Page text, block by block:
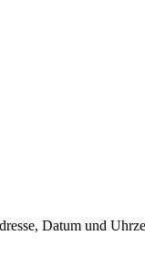
Datum und